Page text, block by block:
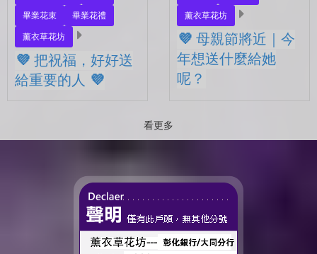
畢業花束
畢業花禮
薰衣草花坊
💜 把祝福，好好送
給重要的人 💜
時間、一起熬過的日常，到
薰衣草花坊
💜 母親節將近｜今
年想送什麼給她
呢？
——有一個人，一直都...
看更多